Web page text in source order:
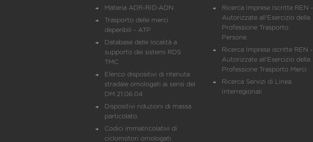
Materia ADR-RID-ADN
Trasporto delle merci
deperibili - ATP
Database delle località a
supporto dei sistemi RDS
TMC
Elenco dispositivi di ritenuta
stradale omologati ai sensi del
DM 21.06.04
Dispositivi riduzioni di massa
particolato
Codici immatricolativi di
ciclomotori omologati
Ricerca Imprese Iscritte REN -
Autorizzate all'Esercizio della
Professione Trasporto
Persone
Ricerca Imprese iscritte REN -
Autorizzate all'Esercizio della
Professione Trasporto Merci
Ricerca Servizi di Linea
Interregionali